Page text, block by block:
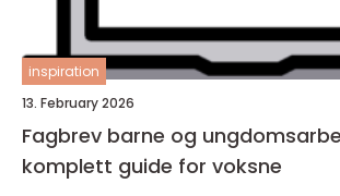
inspiration
13. February 2026
Fagbrev barne og
komplett guide for voksne